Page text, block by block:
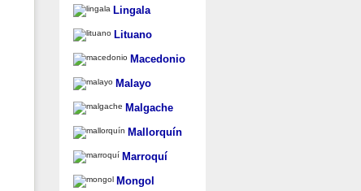
Lingala
Lituano
Macedonio
Malayo
Malgache
Mallorquín
Marroquí
Mongol